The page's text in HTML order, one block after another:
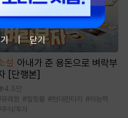
설 아내가 준 용돈으로 벼락부
[단행본]
4.5만
유쾌함 #힐링물 #현대판타지 #이능력
주식/투자
닫기